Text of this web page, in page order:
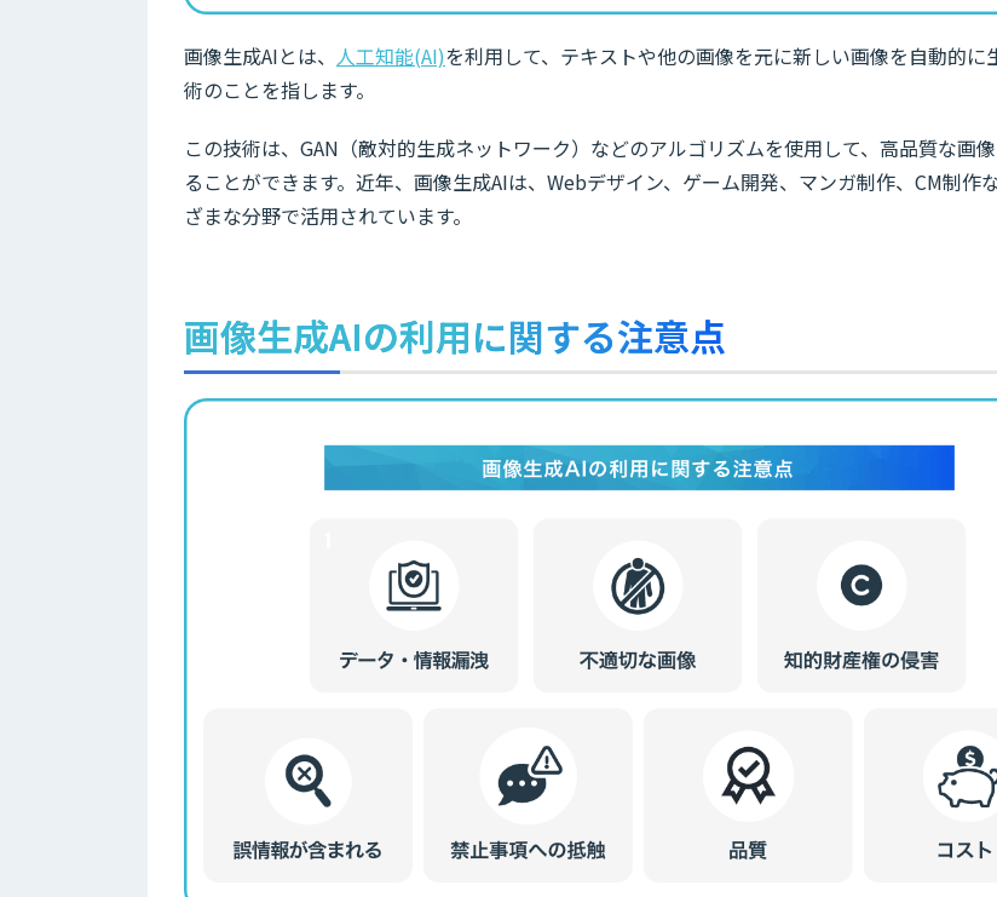
画像生成AIとは、 人工知能(AI)を利用して、テキストや他の画像を元に新しい画像を自動的に
術のことを指します。
この技術は、GAN（敵対的生成ネットワーク）などのアルゴリズムを使用して、高品質な画
ることができます。近年、画像生成AIは、Webデザイン、ゲーム開発、マンガ制作、CM制作
ざまな分野で活用されています。
画像生成AIの利用に関する注意点